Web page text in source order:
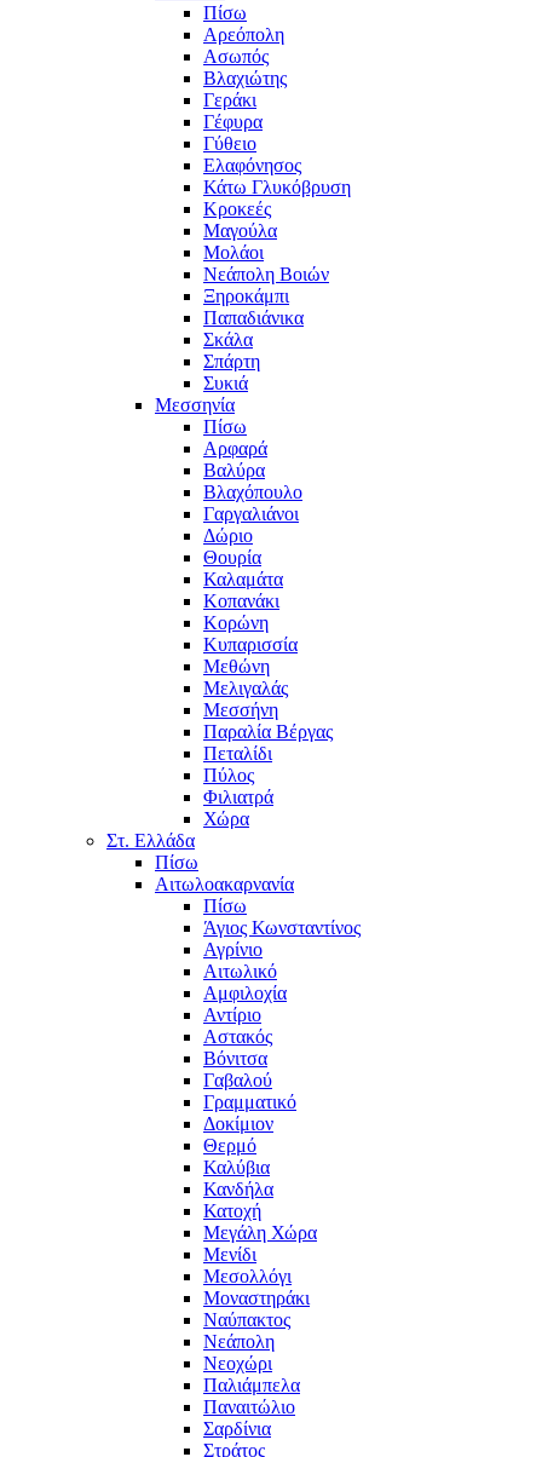
Πίσω
Αρεόπολη
Ασωπός
Βλαχιώτης
Γεράκι
Γέφυρα
Γύθειο
Ελαφόνησος
Κάτω Γλυκόβρυση
Κροκεές
Μαγούλα
Μολάοι
Νεάπολη Βοιών
Ξηροκάμπι
Παπαδιάνικα
Σκάλα
Σπάρτη
Συκιά
Μεσσηνία
Πίσω
Αρφαρά
Βαλύρα
Βλαχόπουλο
Γαργαλιάνοι
Δώριο
Θουρία
Καλαμάτα
Κοπανάκι
Κορώνη
Κυπαρισσία
Μεθώνη
Μελιγαλάς
Μεσσήνη
Παραλία Βέργας
Πεταλίδι
Πύλος
Φιλιατρά
Χώρα
Στ. Ελλάδα
Πίσω
Αιτωλοακαρνανία
Πίσω
Άγιος Κωνσταντίνος
Αγρίνιο
Αιτωλικό
Αμφιλοχία
Αντίριο
Αστακός
Βόνιτσα
Γαβαλού
Γραμματικό
Δοκίμιον
Θερμό
Καλύβια
Κανδήλα
Κατοχή
Μεγάλη Χώρα
Μενίδι
Μεσολλόγι
Μοναστηράκι
Ναύπακτος
Νεάπολη
Νεοχώρι
Παλιάμπελα
Παναιτώλιο
Σαρδίνια
Στράτος